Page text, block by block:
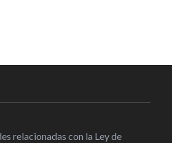
relacionadas con la Ley de